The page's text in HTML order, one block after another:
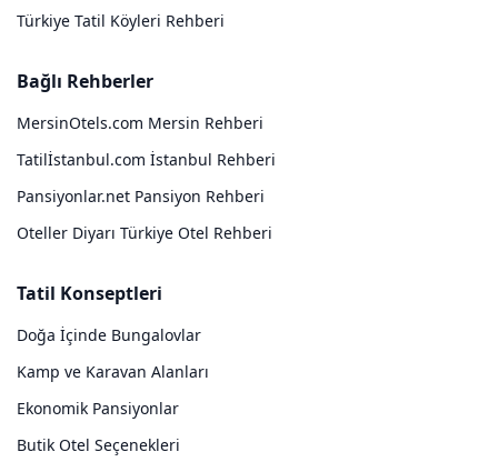
Türkiye Tatil Köyleri Rehberi
Bağlı Rehberler
MersinOtels.com Mersin Rehberi
Tatilİstanbul.com İstanbul Rehberi
Pansiyonlar.net Pansiyon Rehberi
Oteller Diyarı Türkiye Otel Rehberi
Tatil Konseptleri
Doğa İçinde Bungalovlar
Kamp ve Karavan Alanları
Ekonomik Pansiyonlar
Butik Otel Seçenekleri